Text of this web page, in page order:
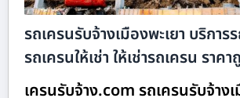
รถเครนรับจ้างเมืองพะเยา บริการ
รถเครนให้เช่า ให้เช่ารถเครน ราคา
เครนรับจ้าง.com รถเครนรับจ้างเ